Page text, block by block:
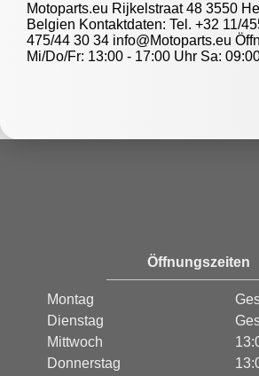
Motoparts.eu Rijkelstraat 48 3550
Belgien Kontaktdaten: Tel. +32 11/
475/44 30 34 info@Motoparts.eu
Mi/Do/Fr: 13:00 - 17:00 Uhr Sa:
Öffnungszeiten
Montag
Dienstag
Mittwoch
Donnerstag